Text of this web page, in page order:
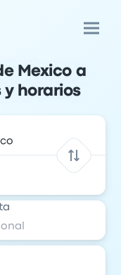
Mexico a
y horarios